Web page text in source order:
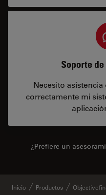
Soporte
Necesito
correctamente mi
¿Prefiere un
Inicio Productos